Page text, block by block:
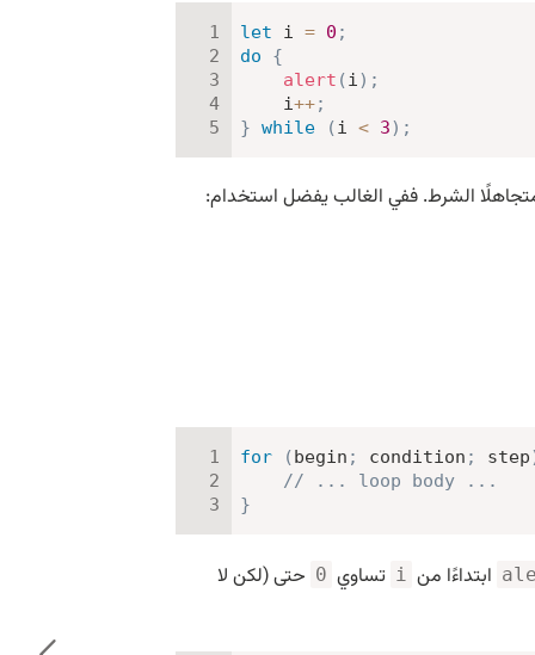
let i = 0 ;
do
{
alert (i) ;
    i
++;
} while (i < 3) ;
الشرط. ففي الغالب يفضل استخدام:
for (begin ; condition ; step
// ... loop body ...
}
ابتداءًا من i تساوي 0 حتى (لكن لا